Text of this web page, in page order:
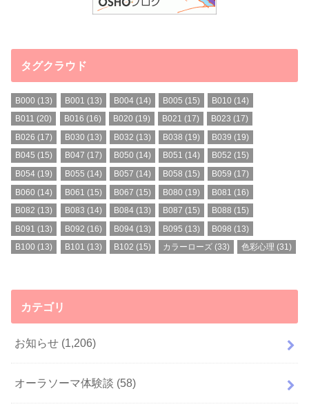
タグクラウド
B000 (13) B001 (13) B004(14) B005 (15) B010 (14)
B011 (20) B016 (16) B020 (19) B021 (17) B023 (17)
B026 (17) B030 (13) B032 (13) B038 (19) B039 (19)
B045 (15) B047 (17) B050 (14) B051 (14) B052 (15)
B054 (19) B055 (14) B057 (14) B058 (15) B059 (17)
B060 (14) B061 (15) B067 (15) B080 (19) B081 (16)
B082 (13) B083 (14) B084(13) B087 (15) B088 (15)
B091 (13) B092 (16) B094(13) B095 (13) B098 (13)
B100 (13) B101 (13) B102 (15) カラーローズ (33) 色彩心理 (31)
カテゴリ
お知らせ (1,206)
オーラソーマ体験談 (58)